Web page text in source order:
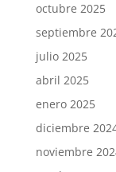
octubre 2025
septiembre
julio 2025
abril 2025
enero 2025
diciembre
noviembre